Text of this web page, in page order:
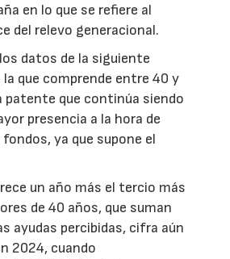
en lo que se refiere al
del relevo generacional.
datos de la siguiente
la que comprende entre 40 y
patente que continúa siendo
presencia a la hora de
ya que supone el
un año más el tercio más
de 40 años, que suman
ayudas percibidas, cifra aún
2024, cuando